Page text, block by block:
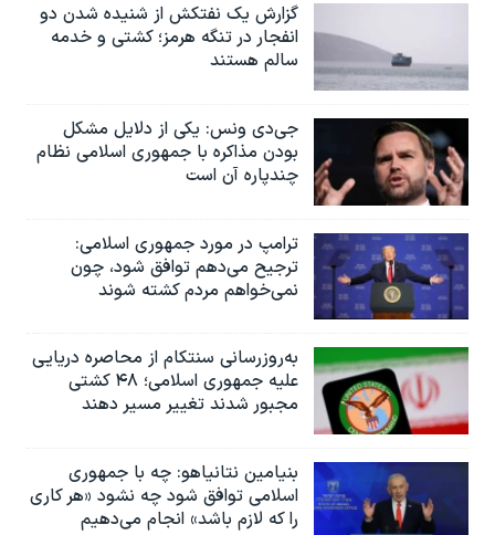
گزارش یک نفتکش از شنیده شدن دو
انفجار در تنگه هرمز؛ کشتی و خدمه
سالم هستند
جی‌دی ونس: یکی از دلایل مشکل
بودن مذاکره با جمهوری اسلامی نظام
چندپاره آن است
ترامپ در مورد جمهوری اسلامی:
ترجیح می‌دهم توافق شود، چون
نمی‌خواهم مردم کشته شوند
به‌روزرسانی سنتکام از محاصره دریایی
علیه جمهوری اسلامی؛ ۴۸ کشتی
مجبور شدند تغییر مسیر دهند
بنیامین نتانیاهو: چه با جمهوری
اسلامی توافق شود چه نشود «هر کاری
را که لازم باشد» انجام می‌دهیم